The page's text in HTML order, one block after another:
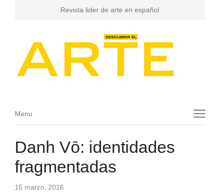
Revista lider de arte en español
Menu
Menu
Danh Vō: identidades
fragmentadas
15 marzo, 2016